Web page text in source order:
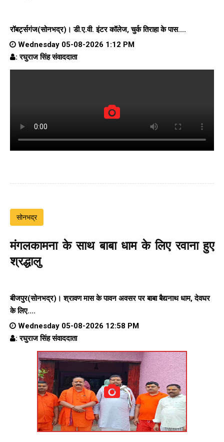
रॉबर्ट्सगंज(सोनभद्र)। डी.ए.वी. इंटर कॉलेज, चुर्क तिराहा के पास....
Wednesday 05-08-2026 1:12 PM
: रघुराज सिंह संवाददाता
सोनभद्र
मंगलकामना के साथ बाबा धाम के लिए रवाना हुए
श्रद्धालु
बीजपुर(सोनभद्र)। श्रावण मास के पावन अवसर पर बाबा बैद्यनाथ धाम, देवघर
के लिए....
Wednesday 05-08-2026 12:58 PM
: रघुराज सिंह संवाददाता